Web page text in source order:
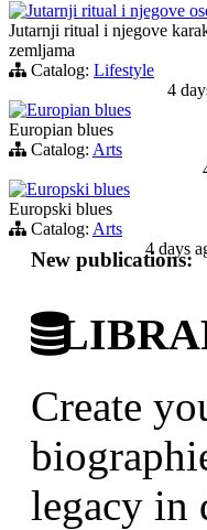
Jutarnji ritual i njegove
Jutarnji ritual i njegove
zemljama
Catalog: Lifestyle
4
Europian blues
Europian blues
Catalog: Arts
Europski blues
Europski blues
Catalog: Arts
4 days
New publications:
Create
legacy in